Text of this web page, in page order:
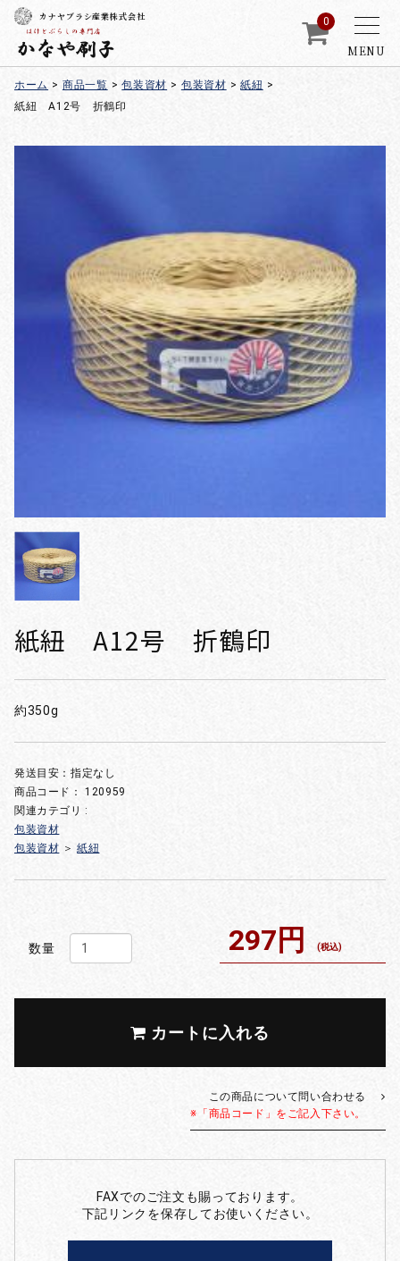
MENU
カナヤブラシ産業株式会社 0
ホーム > 商品一覧 > 包装資材 > 包装資材 > 紙紐 >
紙紐 A12号 折鶴印
紙紐 A12号 折鶴印
約350g
発送目安：指定なし
商品コード：120959
関連カテゴリ :
包装資材
包装資材 ＞ 紙紐
数量 297円 (税込)
カートに入れる
この商品について問い合わせる
※「商品コード」をご記入下さい。
FAXでのご注文も賜っております。
下記リンクを保存してお使いください。